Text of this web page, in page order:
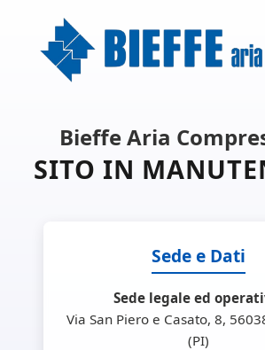
Bieffe Aria
SITO IN
Sede e Dati
Sede legale ed
Via San Piero e Casato, 8,
(PI)